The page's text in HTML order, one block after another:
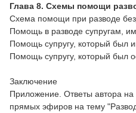
Глава 8. Схемы помощи
Схема помощи при разводе
Помощь в разводе супругам,
Помощь супругу, который был
Помощь супругу, который был
Заключение
Приложение. Ответы автора на
прямых эфиров на тему